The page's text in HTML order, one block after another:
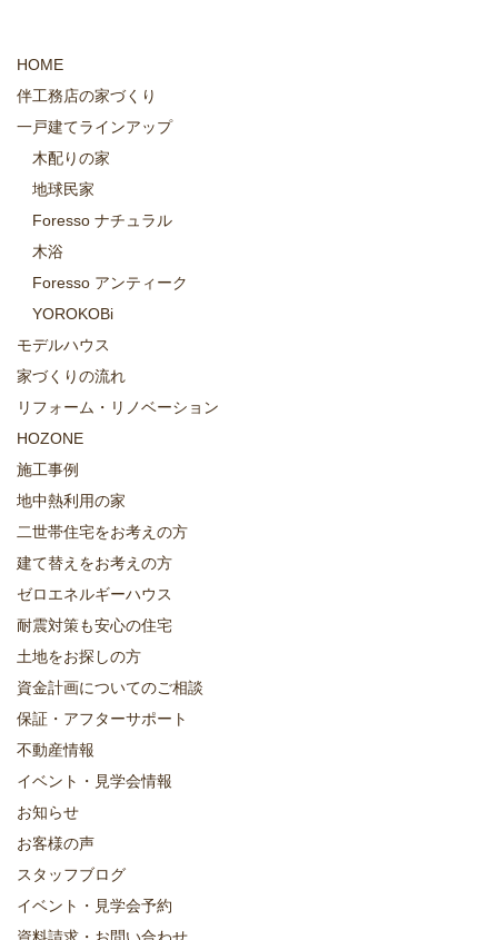
HOME
伴工務店の家づくり
一戸建てラインアップ
木配りの家
地球民家
Foresso ナチュラル
木浴
Foresso アンティーク
YOROKOBi
モデルハウス
家づくりの流れ
リフォーム・リノベーション
HOZONE
施工事例
地中熱利用の家
二世帯住宅をお考えの方
建て替えをお考えの方
ゼロエネルギーハウス
耐震対策も安心の住宅
土地をお探しの方
資金計画についてのご相談
保証・アフターサポート
不動産情報
イベント・見学会情報
お知らせ
お客様の声
スタッフブログ
イベント・見学会予約